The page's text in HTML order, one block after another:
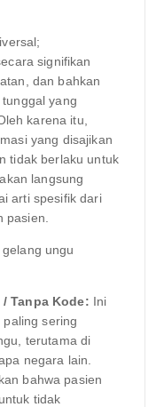
signifikan
dan bahkan
yang
karena itu,
yang disajikan
tidak berlaku untuk
langsung
arti spesifik dari
pasien.
ungu
Tanpa Kode: Ini
sering
terutama di
negara lain.
bahwa pasien
tidak